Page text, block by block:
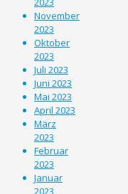
November
2023
Oktober
2023
Juli 2023
Juni 2023
Mai 2023
April 2023
März
2023
Februar
2023
Januar
2023